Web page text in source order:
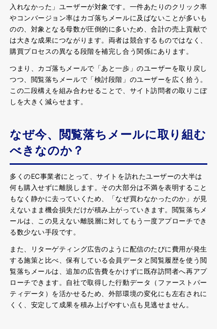
入れなかった」ユーザーが対象です。一件あたりのクリック率
やコンバージョン率はカゴ落ちメールに及ばないことが多いも
のの、対象となる母数が圧倒的に多いため、合計の売上貢献で
は大きな成果につながります。両者は競合するものではなく、
購買プロセスの異なる段階を補完し合う関係にあります。
つまり、カゴ落ちメールで「あと一歩」のユーザーを取り戻し
つつ、閲覧落ちメールで「検討段階」のユーザーを広く拾う。
この二段構えを組み合わせることで、サイト訪問者の取りこぼ
しを大きく減らせます。
なぜ今、閲覧落ちメールに取り組む
べきなのか？
多くのEC事業者にとって、サイトを訪れたユーザーの大半は
何も購入せずに離脱します。その大部分は不満を表明すること
もなく静かに去っていくため、「なぜ買わなかったのか」が見
えないまま機会損失だけが積み上がっていきます。閲覧落ちメ
ールは、この見えない離脱層に対してもう一度アプローチでき
る数少ない手段です。
また、リターゲティング広告のように配信のたびに費用が発生
する施策と比べ、保有している会員データと閲覧履歴を使う閲
覧落ちメールは、追加の広告費をかけずに既存訪問者へ再アプ
ローチできます。自社で取得した行動データ（ファーストパー
ティデータ）を活かせるため、外部環境の変化にも左右されに
くく、安定して成果を積み上げやすい点も見逃せません。